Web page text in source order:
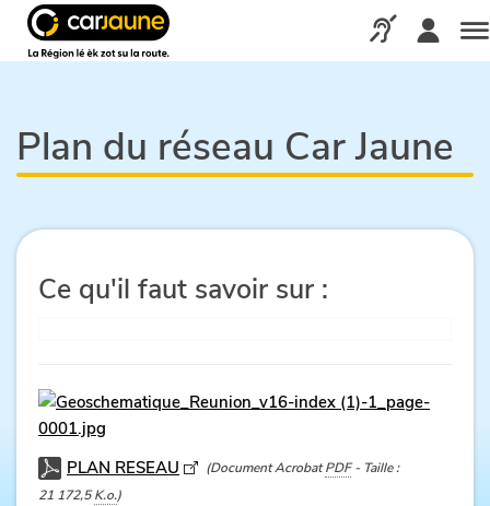
jaune
Appelez-nous
Plan du réseau Car Jaune
Ce qu'il faut savoir sur :
PLAN RESEAU (Document AcrobatPDF- Taille :
21 172,5K.o.)